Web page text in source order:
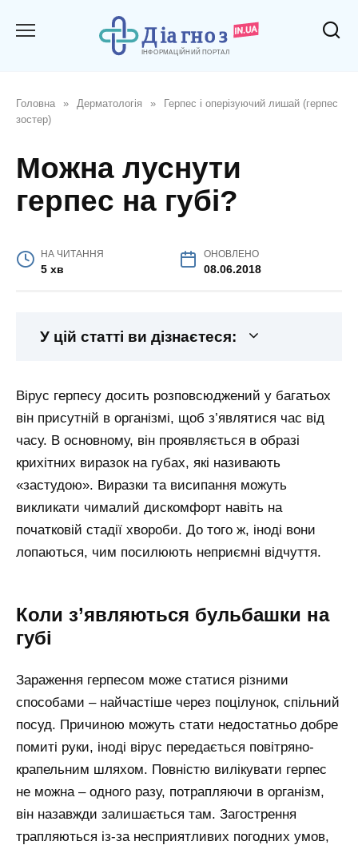
Головна » Дерматологія »
Герпес і оперізуючий лишай (герпес
зостер)
Можна луснути
герпес на губі?
НА ЧИТАННЯ
5 хв
ОНОВЛЕНО
08.06.2018
У цій статті ви дізнаєтеся:
Вірус герпесу досить розповсюджений у багатьох
він присутній в організмі, щоб з’являтися час від
часу. В основному, він проявляється в образі
крихітних виразок на губах, які називають
«застудою». Виразки та висипання можуть
викликати чималий дискомфорт навіть на
початковій стадії хвороби. До того ж, іноді вони
лопаються, чим посилюють неприємні відчуття.
Коли з’являються бульбашки на
губі
Зараження герпесом може статися різними
способами – найчастіше через поцілунок, спільний
посуд. Причиною можуть стати недостатньо добре
помиті руки, іноді вірус передається повітряно-
крапельним шляхом. Повністю вилікувати герпес
не можна – одного разу, потрапляючи в організм,
він назавжди залишається там. Загострення
трапляються із-за несприятливих погодних умов,